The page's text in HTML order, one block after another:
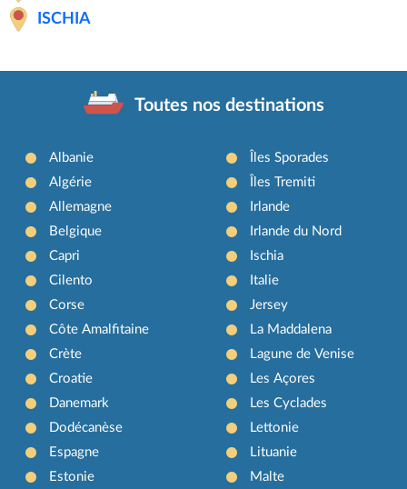
ISCHIA
Toutes nos destinations
Albanie
Algérie
Allemagne
Belgique
Capri
Cilento
Corse
Côte Amalfitaine
Crète
Croatie
Danemark
Dodécanèse
Espagne
Estonie
Îles Sporades
Îles Tremiti
Irlande
Irlande du Nord
Ischia
Italie
Jersey
La Maddalena
Lagune de Venise
Les Açores
Les Cyclades
Lettonie
Lituanie
Malte